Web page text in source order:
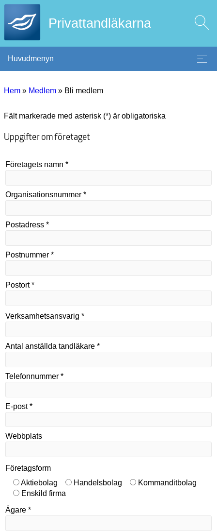
Privattandläkarna
Huvudmenyn
Hem » Medlem » Bli medlem
Fält markerade med asterisk (*) är obligatoriska
Uppgifter om företaget
Företagets namn *
Organisationsnummer *
Postadress *
Postnummer *
Postort *
Verksamhetsansvarig *
Antal anställda tandläkare *
Telefonnummer *
E-post *
Webbplats
Företagsform
Aktiebolag
Handelsbolag
Kommanditbolag
Enskild firma
Ägare *